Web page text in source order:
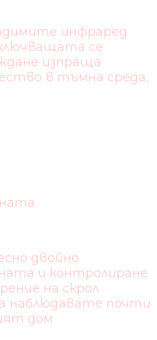
инфраред
се
изпраща
в тъмна среда,
двойно
и контролиране
на скрол
наблюдавате почти
дом